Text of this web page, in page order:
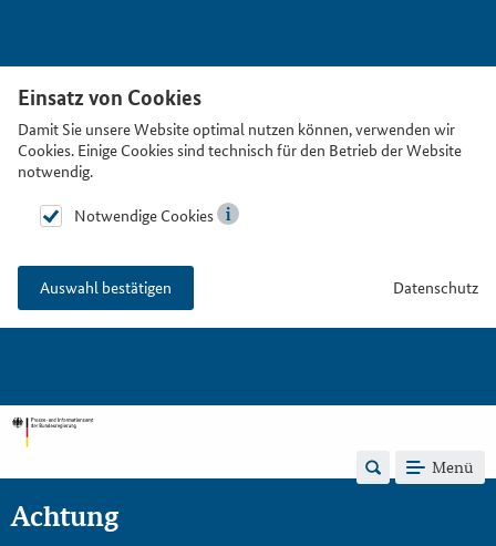
Einsatz von Cookies
Damit Sie unsere Website optimal nutzen können, verwenden wir
Cookies. Einige Cookies sind technisch für den Betrieb der Website
notwendig.
Notwendige Cookies
Auswahl bestätigen Datenschutz
Menü
Achtung